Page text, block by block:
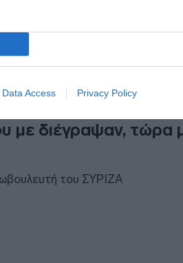
Data Access Privacy Policy
με διέγραψαν, τώρα
του ΣΥΡΙΖΑ